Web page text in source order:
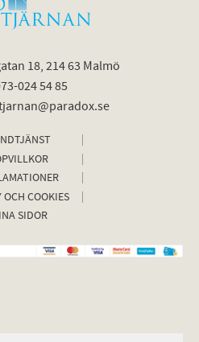
18, 214 63 Malmö
024 54 85
OCH COOKIES
SIDOR